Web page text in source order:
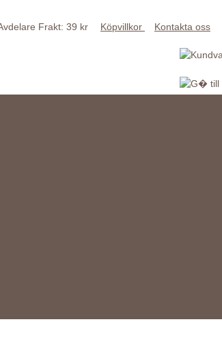
Frakt: 39 kr Köpvillkor Kontakta oss